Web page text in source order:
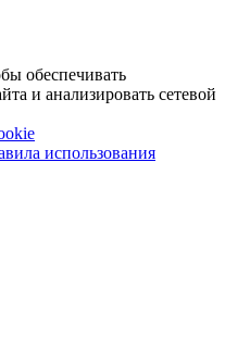
обеспечивать
и анализировать сетевой
использования